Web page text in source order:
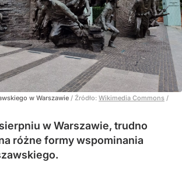
w Warszawie / Źródło: Wikimedia Commons /
w Warszawie, trudno
różne formy wspominania